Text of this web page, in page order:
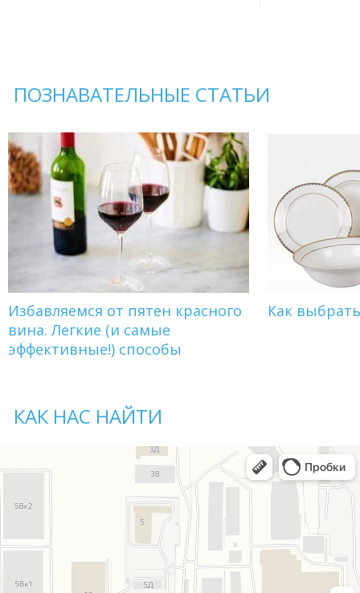
ПОЗНАВАТЕЛЬНЫЕ СТАТЬИ
Избавляемся от пятен красного
вина. Легкие (и самые
эффективные!) способы
Как
КАК НАС НАЙТИ